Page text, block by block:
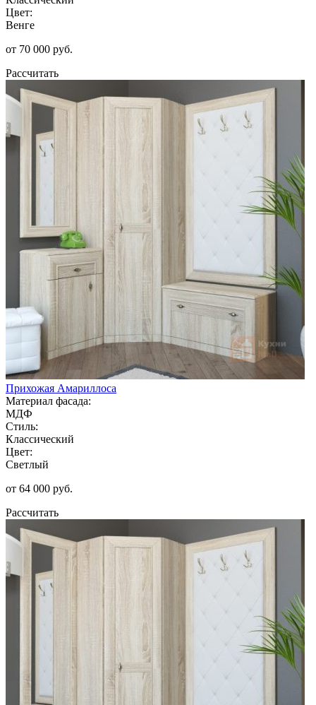
Цвет:
Венге
от 70 000 руб.
Рассчитать
Прихожая Амариллоса
Материал фасада:
МДФ
Стиль:
Классический
Цвет:
Светлый
от 64 000 руб.
Рассчитать